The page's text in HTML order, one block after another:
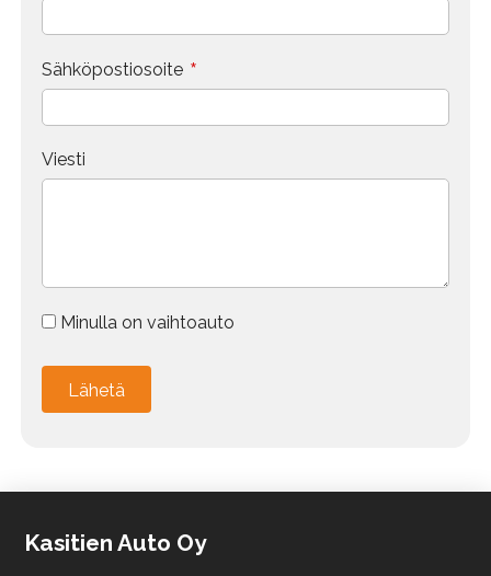
Sähköpostiosoite *
Viesti
Minulla on vaihtoauto
Vaihdokin tiedot
Kasitien Auto Oy